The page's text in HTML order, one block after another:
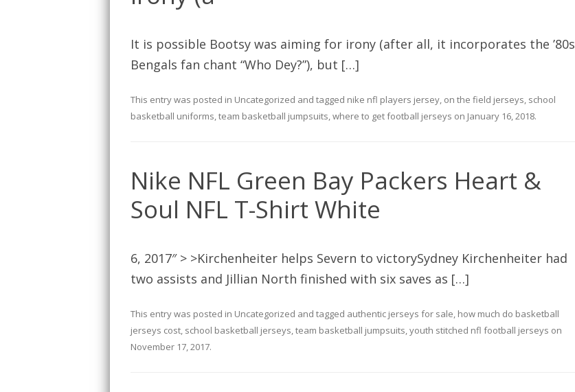
It is possible Bootsy was aiming for irony (after all, it incorporates the ’80s
Bengals fan chant “Who Dey?”), but […]
This entry was posted in Uncategorized and tagged nike nfl players jersey, on the field jerseys, school
basketball uniforms,team basketball jumpsuits,where to get football jerseys on January 16, 2018.
Nike NFL Green Bay Packers Heart &
Soul NFL T-Shirt White
6, 2017″ > >Kirchenheiter helps Severn to victorySydney Kirchenheiter had
two assists and Jillian North finished with six saves as […]
This entry was posted in Uncategorized and tagged authentic jerseys for sale, how much do basketball
jerseys cost, school basketball jerseys,team basketball jumpsuits,youth stitched nfl football jerseys on
November 17, 2017.